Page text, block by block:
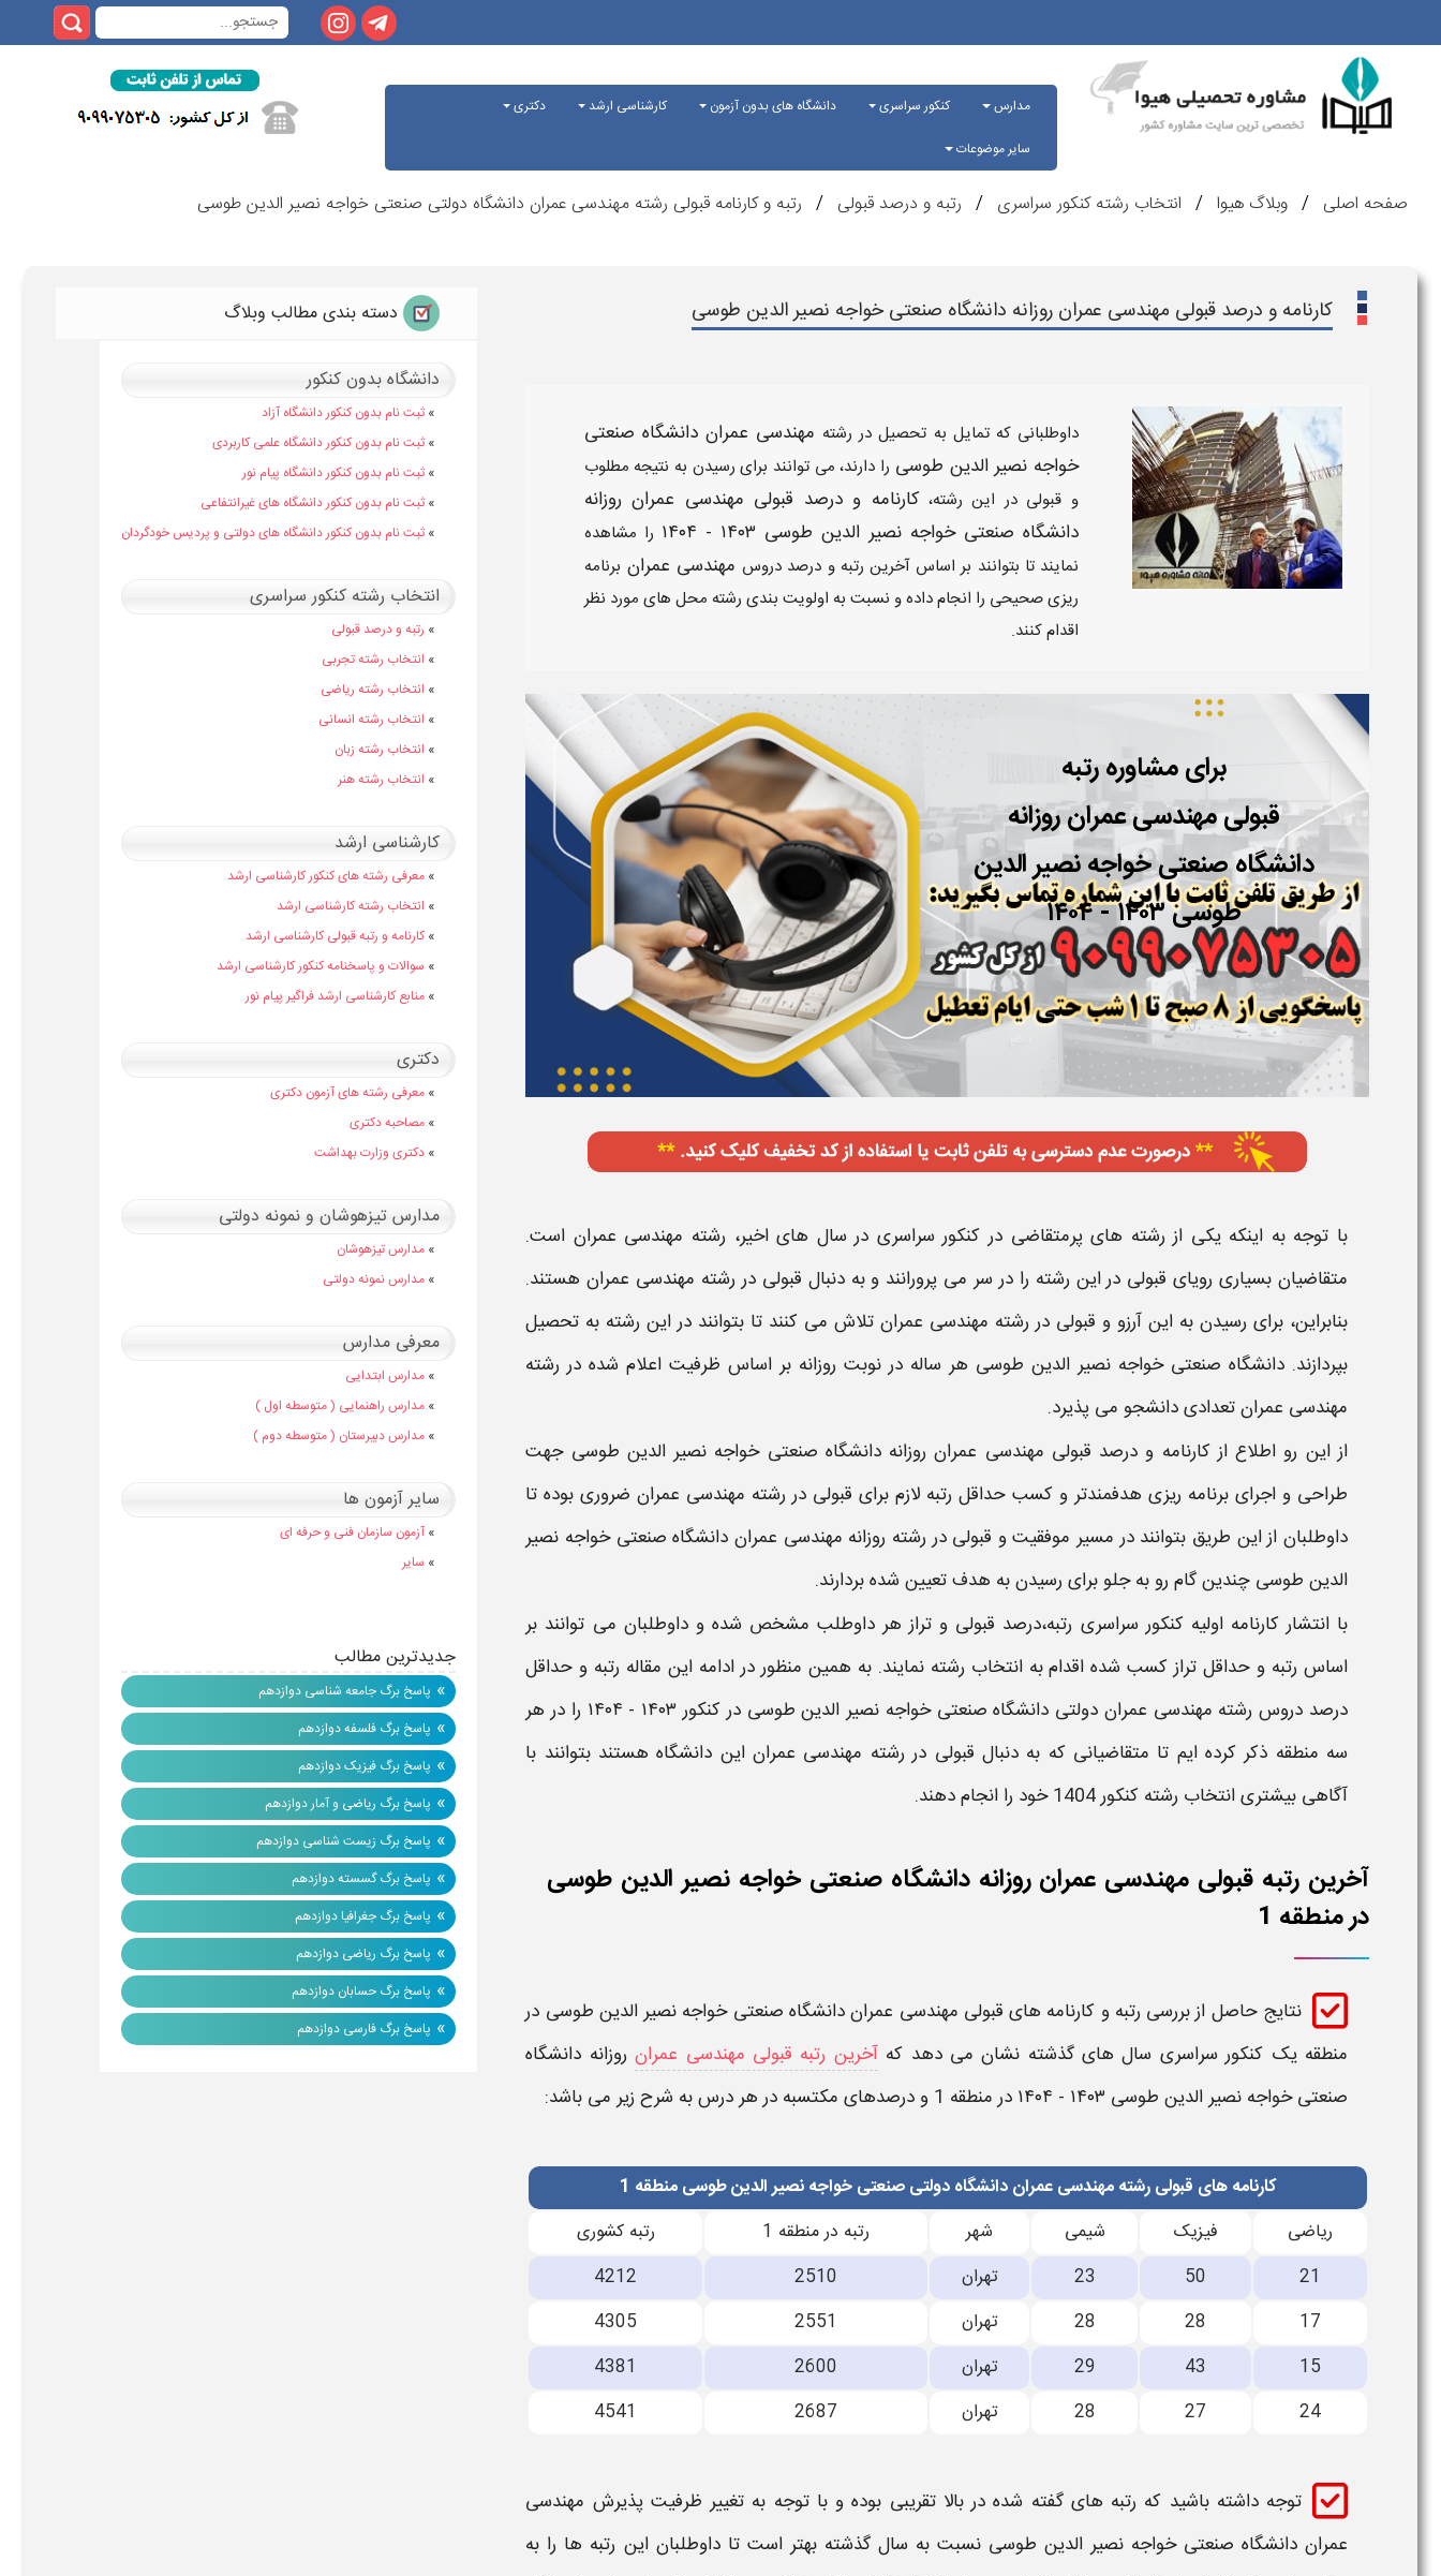
مدارس کنکور سراسری دانشگاه های بدون آزمون کارشناسی ارشد
دکتری
سایر موضوعات
صفحه اصلی وبلاگ هیوا انتخاب رشته کنکور سراسری رتبه و درصد قبولی رتبه و کارنامه قبولی رشته مهندسی عمران دانشگاه دولتی صنعتی خواجه نصیر الدین طوسی
کارنامه و درصد قبولی مهندسی عمران روزانه دانشگاه صنعتی خواجه نصیر الدین طوسی
داوطلبانی که تمایل به تحصیل در رشته مهندسی عمران دانشگاه صنعتی
خواجه نصیر الدین طوسی را دارند، می توانند برای رسیدن به نتیجه مطلوب
و قبولی در این رشته، کارنامه و درصد قبولی مهندسی عمران روزانه
دانشگاه صنعتی خواجه نصیر الدین طوسی ۱۴۰۳ - ۱۴۰۴
را مشاهده
نمایند تا بتوانند بر اساس آخرین رتبه و درصد دروس مهندسی عمران برنامه
ریزی صحیحی را انجام داده و نسبت به اولویت بندی رشته محل های مورد نظر
اقدام کنند.
برای مشاوره رتبه
قبولی مهندسیعمرانروزانه
دانشگاه صنعتیخواجه نصیر الدین
طوسی۱۴۰۳ - ۱۴۰۴
با توجه به اینکه یکی از رشته های پرمتقاضی در کنکور سراسری در سال های اخیر، رشته مهندسی عمران است.
متقاضیان بسیاری رویای قبولی در این رشته را در سر می پرورانند و به دنبال قبولی در رشته مهندسی عمران​ هستند.
بنابراین، برای رسیدن به این آرزو و قبولی در رشته مهندسی عمران​ تلاش می کنند تا بتوانند در این رشته به تحصیل
بپردازند. دانشگاه صنعتی خواجه نصیر الدین طوسی هر ساله در نوبت روزانه بر اساس ظرفیت اعلام شده در رشته
مهندسی عمران​تعدادی دانشجو می پذیرد.
از این رو اطلاع از کارنامه و درصد قبولی مهندسی عمران​ روزانه دانشگاه صنعتی خواجه نصیر الدین طوسیجهت
طراحی و اجرای برنامه ریزی هدفمندتر و کسب حداقل رتبه لازم برای قبولی در رشته مهندسی عمران​ ضروری بوده تا
داوطلبان از این طریق بتوانند در مسیر موفقیت و قبولی در رشته روزانه مهندسی عمران​ دانشگاه صنعتی خواجه نصیر
الدین طوسی چندین گام رو به جلو برای رسیدن به هدف تعیین شده بردارند.
با انتشار کارنامه اولیه کنکور سراسری رتبه،درصد قبولی و تراز هر داوطلب مشخص شده و داوطلبان می توانند بر
اساس رتبه و حداقل تراز کسب شده اقدام به انتخاب رشته نمایند. به همین منظور در ادامه این مقاله رتبه و حداقل
درصد دروس رشته مهندسی عمران​ دولتی دانشگاه صنعتی خواجه نصیر الدین طوسیدر کنکور۱۴۰۳ - ۱۴۰۴
را در هر
سه منطقه ذکر کرده ایم تا متقاضیانی که به دنبال قبولی در رشته مهندسی عمران​این دانشگاه هستند بتوانند با
آگاهی بیشتری انتخاب رشته کنکور1404 خود را انجام دهند.
آخرین رتبه قبولی مهندسی عمران روزانه دانشگاه صنعتی خواجه نصیر الدین طوسی
در منطقه 1
نتایج حاصل از بررسی رتبه و کارنامه های قبولی مهندسی عمران​ دانشگاه صنعتی خواجه نصیر الدین طوسی در
منطقه یک کنکور سراسری سال های گذشته نشان می دهد کهآخرین رتبه قبولی مهندسی عمرانروزانه دانشگاه
صنعتی خواجه نصیر الدین طوسی ۱۴۰۳ - ۱۴۰۴
در منطقه 1 و درصدهای مکتسبه در هر درس به شرح زیر می باشد:
کارنامه های قبولی رشته مهندسی عمران دانشگاه دولتی صنعتی خواجه نصیر الدین طوسی منطقه 1
ریاضی
فیزیک شیمی شهر رتبه در منطقه 1
رتبه کشوری
21
50
23 تهران 2510
4212
17
28
28 تهران 2551
4305
15
43
29 تهران 2600
4381
24
27
28 تهران 2687
4541
توجه داشته باشید که رتبه های گفته شده در بالا تقریبی بوده و با توجه به تغییر ظرفیت پذیرش مهندسی
عمران​​​ دانشگاه صنعتی خواجه نصیر الدین طوسینسبت به سال گذشته بهتر است تا داوطلبان این رتبه ها را به
دسته بندی مطالب وبلاگ
دانشگاه بدون کنکور
» ثبت نام بدون کنکور دانشگاه آزاد
» ثبت نام بدون کنکور دانشگاه علمی کاربردی
» ثبت نام بدون کنکور دانشگاه پیام نور
» ثبت نام بدون کنکور دانشگاه های غیرانتفاعی
» ثبت نام بدون کنکور دانشگاه های دولتی و پردیس خودگردان
انتخاب رشته کنکور سراسری
» رتبه و درصد قبولی
» انتخاب رشته تجربی
» انتخاب رشته ریاضی
» انتخاب رشته انسانی
» انتخاب رشته زبان
» انتخاب رشته هنر
کارشناسی ارشد
» معرفی رشته های کنکور کارشناسی ارشد
» انتخاب رشته کارشناسی ارشد
» کارنامه و رتبه قبولی کارشناسی ارشد
» سوالات و پاسخنامه کنکور کارشناسی ارشد
» منابع کارشناسی ارشد فراگیر پیام نور
دکتری
» معرفی رشته های آزمون دکتری
» مصاحبه دکتری
» دکتری وزارت بهداشت
مدارس تیزهوشان و نمونه دولتی
» مدارس تیزهوشان
» مدارس نمونه دولتی
معرفی مدارس
» مدارس ابتدایی
» مدارس راهنمایی ( متوسطه اول )
» مدارس دبیرستان ( متوسطه دوم )
سایر آزمون ها
» آزمون سازمان فنی و حرفه ای
» سایر
جدیدترین مطالب
» پاسخ برگ جامعه شناسی دوازدهم
» پاسخ برگ فلسفه دوازدهم
» پاسخ برگ فیزیک دوازدهم
» پاسخ برگ ریاضی و آمار دوازدهم
» پاسخ برگ زیست شناسی دوازدهم
» پاسخ برگ گسسته دوازدهم
» پاسخ برگ جغرافیا دوازدهم
» پاسخ برگ ریاضی دوازدهم
» پاسخ برگ حسابان دوازدهم
» پاسخ برگ فارسی دوازدهم